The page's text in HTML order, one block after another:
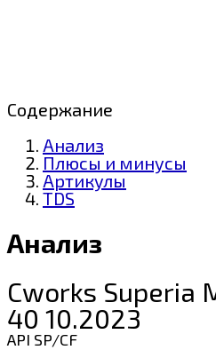
Содержание
Анализ
Плюсы и минусы
Артикулы
TDS
Анализ
Cworks Superia
40 10.2023
API SP/CF